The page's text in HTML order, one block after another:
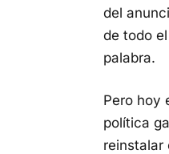
del
de todo
palabra.
Pero hoy
política
reinstalar